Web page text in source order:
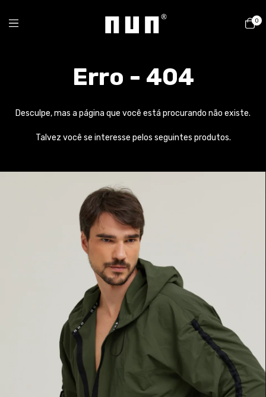
0
Erro - 404
Desculpe, mas a página que você está procurando não existe.
Talvez você se interesse pelos seguintes produtos.